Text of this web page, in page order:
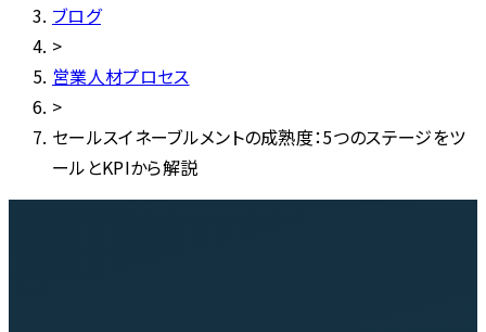
ブログ
>
営業人材プロセス
>
セールスイネーブルメントの成熟度：5つのステージをツ
ールとKPIから解説